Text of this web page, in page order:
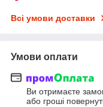
Всі умови доставки
Умови оплати
Ви отримаєте
або гроші